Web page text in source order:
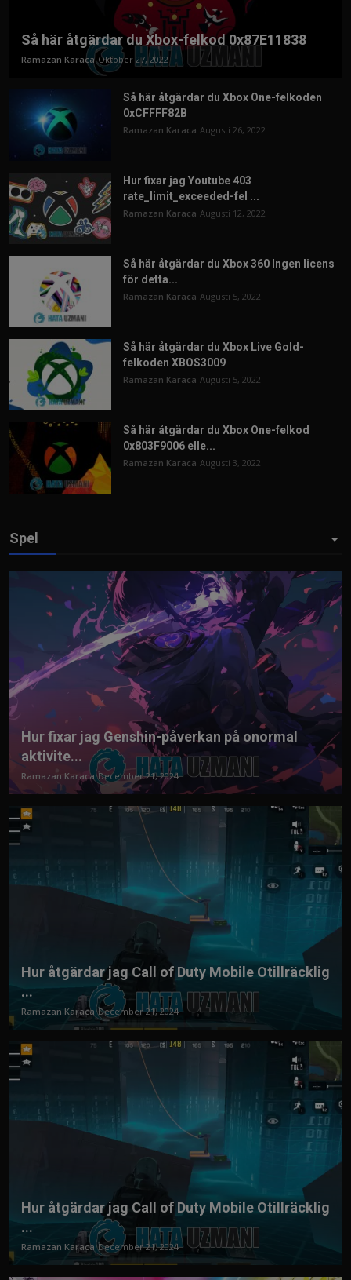
Så här åtgärdar du Xbox-felkod 0x87E11838
Ramazan Karaca Oktober 27, 2022
Så här åtgärdar du Xbox One-felkoden
0xCFFFF82B
Ramazan Karaca Augusti 26, 2022
Hur fixar jag Youtube 403
rate_limit_exceeded-fel ...
Ramazan Karaca Augusti 12, 2022
Så här åtgärdar du Xbox 360 Ingen licens
för detta...
Ramazan Karaca Augusti 5, 2022
Så här åtgärdar du Xbox Live Gold-
felkoden XBOS3009
Ramazan Karaca Augusti 5, 2022
Så här åtgärdar du Xbox One-felkod
0x803F9006 elle...
Ramazan Karaca Augusti 3, 2022
Spel
Hur fixar jag Genshin-påverkan på onormal
aktivite...
Ramazan Karaca December 21, 2024
Hur åtgärdar jag Call of Duty Mobile Otillräcklig
...
Ramazan Karaca December 21, 2024
Hur åtgärdar jag Call of Duty Mobile Otillräcklig
...
Ramazan Karaca December 21, 2024